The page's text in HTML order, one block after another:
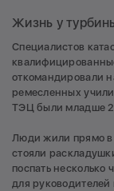
Жизнь у
Специалистов
откомандировали
ремесленных
ТЭЦ были младше
Люди жили прямо в
стояли
поспать
для